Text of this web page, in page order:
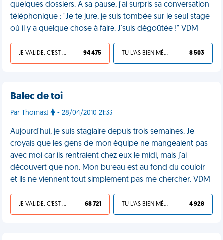
quelques dossiers. À sa pause, j'ai surpris sa conversation
téléphonique : "Je te jure, je suis tombée sur le seul stage
où il y a quelque chose à faire. J'suis dégoûtée !" VDM
JE VALIDE, C'EST UNE VDM 94 475 TU L'AS BIEN MÉRITÉ 8 503
Balec de toi
Par ThomasJ - 28/04/2010 21:33
Aujourd'hui, je suis stagiaire depuis trois semaines. Je
croyais que les gens de mon équipe ne mangeaient pas
avec moi car ils rentraient chez eux le midi, mais j'ai
découvert que non. Mon bureau est au fond du couloir
et ils ne viennent tout simplement pas me chercher. VDM
JE VALIDE, C'EST UNE VDM 68 721 TU L'AS BIEN MÉRITÉ 4 928